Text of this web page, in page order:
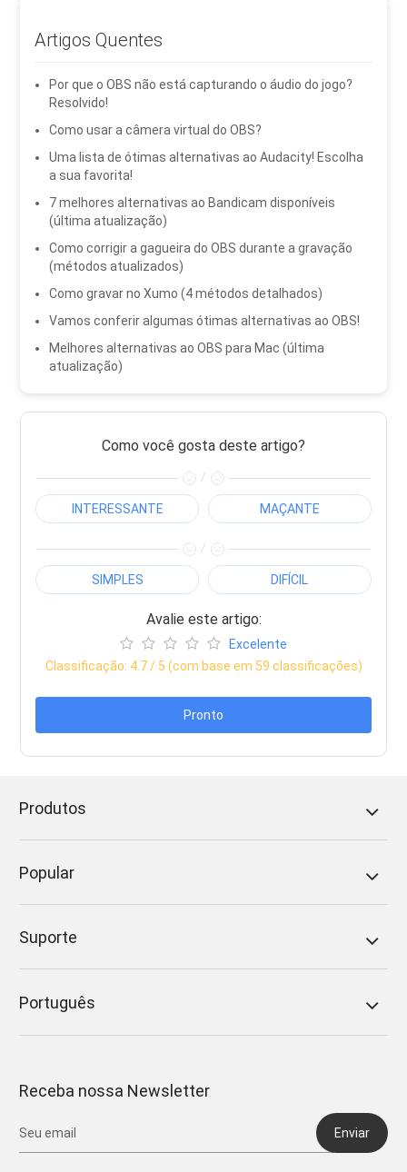
Artigos Quentes
Por que o OBS não está capturando o áudio do jogo?
Resolvido!
Como usar a câmera virtual do OBS?
Uma lista de ótimas alternativas ao Audacity! Escolha
a sua favorita!
7 melhores alternativas ao Bandicam disponíveis
(última atualização)
Como corrigir a gagueira do OBS durante a gravação
(métodos atualizados)
Como gravar no Xumo (4 métodos detalhados)
Vamos conferir algumas ótimas alternativas ao OBS!
Melhores alternativas ao OBS para Mac (última
atualização)
Como você gosta deste artigo?
/
INTERESSANTE MAÇANTE
/
SIMPLES DIFÍCIL
Avalie este artigo:
Excelente
Classificação: 4.7/ 5 (com base em 59 classificações)
Pronto
Produtos
Popular
Suporte
Português
Receba nossa Newsletter
Enviar